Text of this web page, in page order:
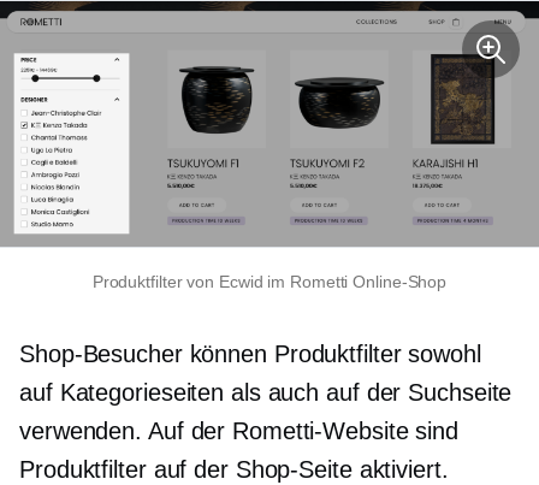
Produktfilter von Ecwid im Rometti Online-Shop
Shop-Besucher können Produktfilter sowohl
auf Kategorieseiten als auch auf der Suchseite
verwenden. Auf der Rometti-Website sind
Produktfilter auf der Shop-Seite aktiviert.